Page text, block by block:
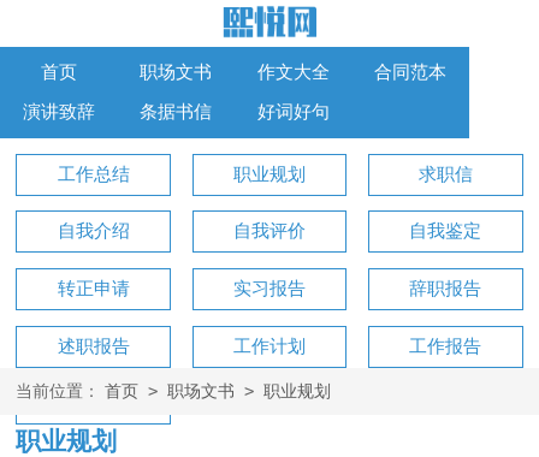
首页 职场文书 作文大全 合同范本
演讲致辞 条据书信 好词好句
工作总结 职业规划 求职信
自我介绍 自我评价 自我鉴定
转正申请 实习报告 辞职报告
述职报告 工作计划 工作报告
工作方案
当前位置： 首页 > 职场文书 > 职业规划
职业规划